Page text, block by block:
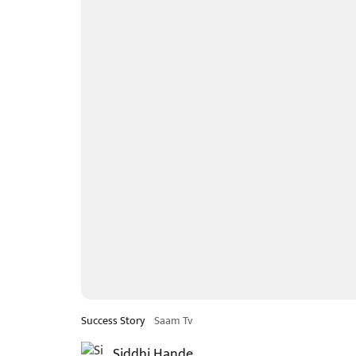
Success Story Saam Tv